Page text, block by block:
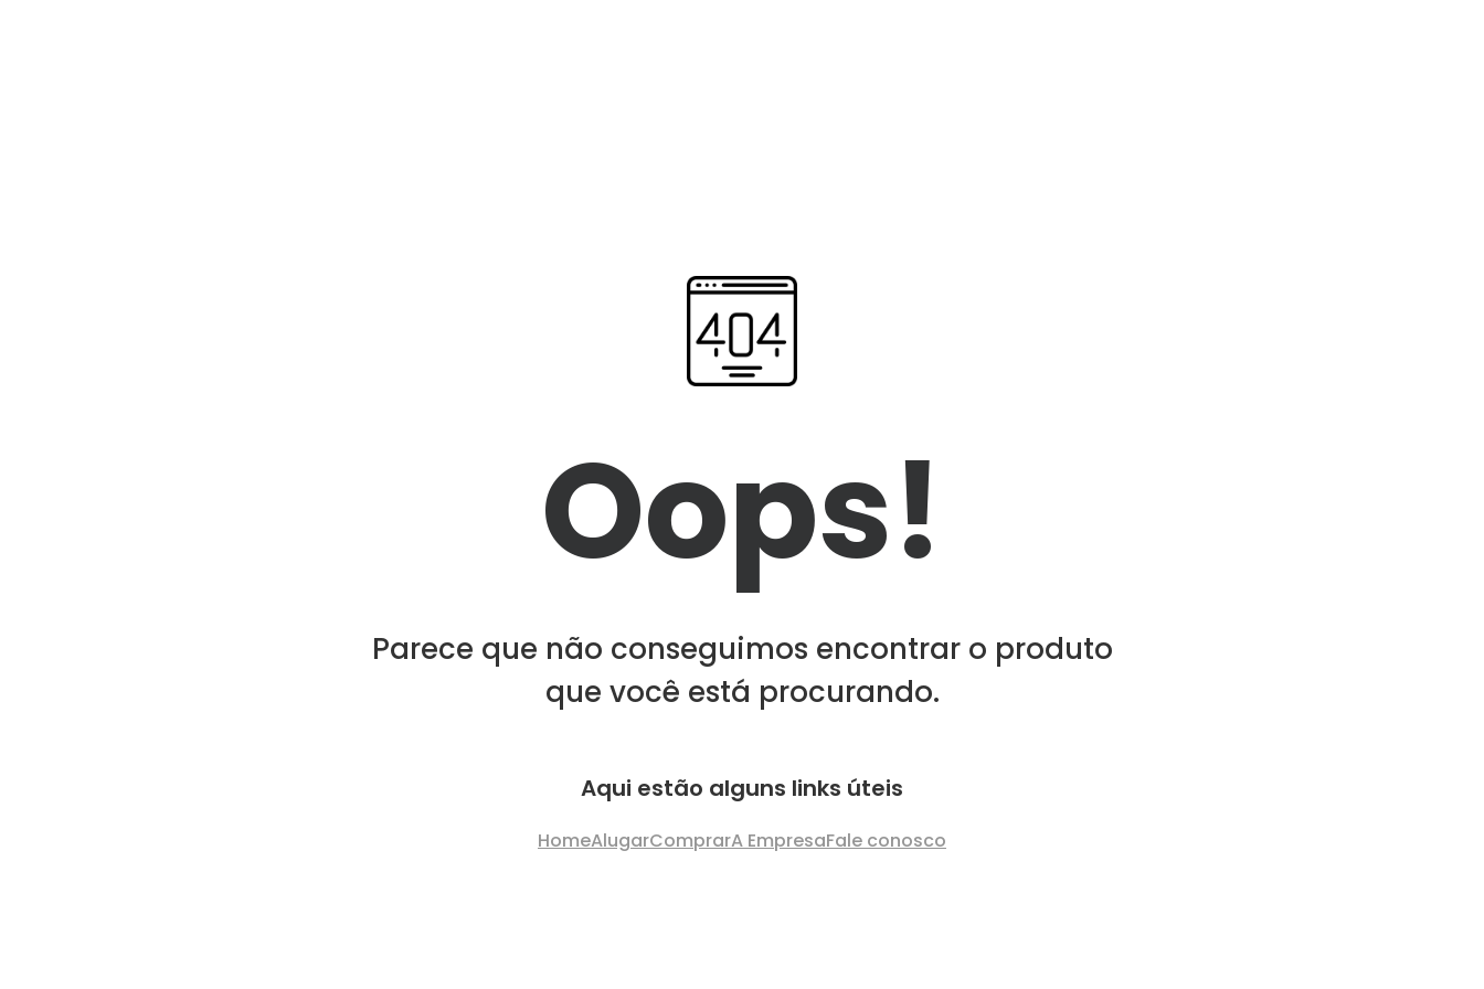
Oops!
Parece que não conseguimos encontrar o produto
que você está procurando.
Aqui estão alguns links úteis
HomeAlugarComprarA EmpresaFale conosco